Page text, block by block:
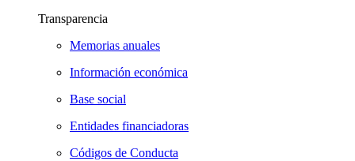
Transparencia
Memorias anuales
Información económica
Base social
Entidades financiadoras
Códigos de Conducta